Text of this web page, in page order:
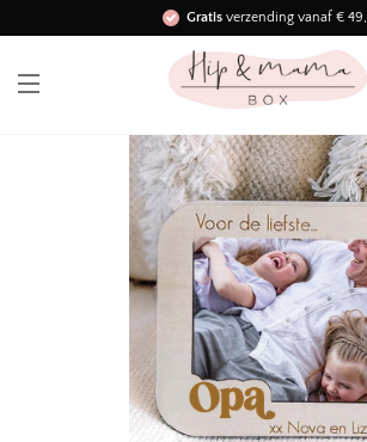
Gratisverzending vanaf €
Binnen 3 werkdagen in huis!